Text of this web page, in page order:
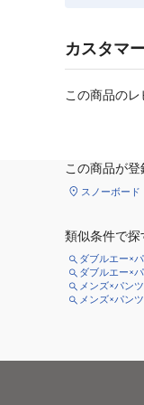
カスタマ
この商品のレ
この商品が
スノーボード
類似条件で探
ダブルエー×
ダブルエー×
メンズ×パンツ
メンズ×パン